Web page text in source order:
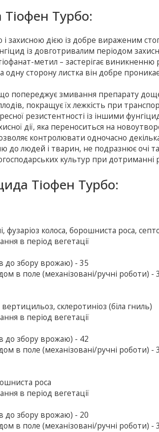
Турбо:
і захисною дією із добре вираженим
із довготривалим періодом
метил – застерігає
одну сторону листка він добре
попереджує змивання препарату
покращує їх лежкість при
резистентності із іншими
дії, яка переноситься на
контролювати одночасно
до людей і тварин, не подразнює очі
культур при дотриманні
Тіофен Турбо:
фузаріоз колоса, борошниста роса,
в період вегетації
до збору врожаю) - 35
в поле (механізовані/ручні роботи) -
склеротиніоз (біла гниль)
в період вегетації
до збору врожаю) - 42
в поле (механізовані/ручні роботи) -
роса
в період вегетації
до збору врожаю) - 20
в поле (механізовані/ручні роботи) -